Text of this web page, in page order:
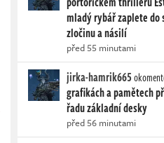
mladý rybář zaplete do
zločinu a násilí
před 55 minutami
jirka-hamrik665
grafikách a pamětech
řadu základní desky
před 56 minutami